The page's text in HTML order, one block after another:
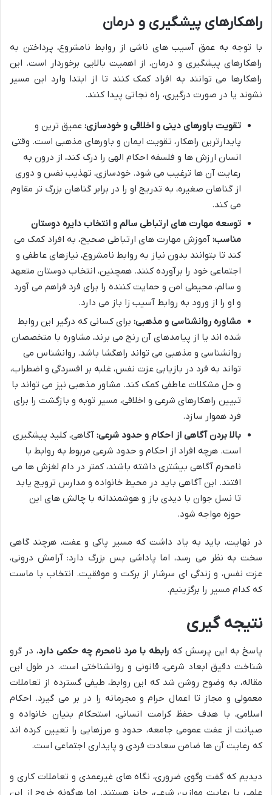
راهکارهای پیشگیری و درمان
با توجه به عمق آسیب های ناشی از روابط نامشروع، پرداختن به
راهکارهای پیشگیری و درمان، از اهمیت بالایی برخوردار است. این
راهکارها می توانند به افراد کمک کنند تا از ابتدا وارد این مسیر
نشوند یا در صورت درگیری، راه نجاتی پیدا کنند.
تقویت باورهای دینی و اخلاقی و خودسازی: عمیق ترین و
پایدارترین راهکار، تقویت ایمان و باورهای مذهبی است. وقتی
انسان ارزش ها و فلسفه احکام الهی را درک کند، از درون به
رعایت آن ها ترغیب می شود. خودسازی، تهذیب نفس و دوری
از گناهان صغیره، به تدریج او را در برابر گناهان بزرگ تر مقاوم
می کند.
توسعه مهارت های ارتباطی سالم و انتخاب دایره دوستان
مناسب: آموزش مهارت های ارتباطی صحیح، به افراد کمک می
کند تا بتوانند بدون نیاز به روابط نامشروع، نیازهای عاطفی و
اجتماعی خود را برآورده کنند. همچنین، انتخاب دوستان متعهد
و سالم، محیطی امن و حمایت کننده را برای فرد فراهم می آورد
و او را از ورود به روابط آسیب زا باز می دارد.
مشاوره روانشناسی و مذهبی: برای کسانی که درگیر این روابط
شده اند یا از پیامدهای آن رنج می برند، مشاوره با متخصصان
روانشناسی و مذهبی می تواند راهگشا باشد. روانشناس می
تواند به فرد در بازیابی عزت نفس، غلبه بر افسردگی و اضطراب،
و حل مشکلات عاطفی کمک کند. مشاور مذهبی نیز می تواند با
تبیین راهکارهای شرعی و اخلاقی، مسیر توبه و بازگشت را برای
فرد هموار سازد.
بالا بردن آگاهی از احکام و حدود شرعی: آگاهی، کلید پیشگیری
است. هرچه افراد از احکام و حدود شرعی مربوط به روابط با
نامحرم آگاهی بیشتری داشته باشند، کمتر در دام لغزش ها می
افتند. این آگاهی باید در محیط خانواده و مدارس ترویج یابد
تا نسل جوان با دیدی باز و هوشمندانه با چالش های این
حوزه مواجه شود.
در نهایت، باید به یاد داشت که مسیر پاکی و عفت، هرچند گاهی
سخت به نظر می رسد، اما پاداشی بس بزرگ دارد: آرامش درونی،
عزت نفس، و زندگی ای سرشار از برکت و موفقیت. انتخاب با ماست
که کدام مسیر را برگزینیم.
نتیجه گیری
پاسخ به این پرسش که رابطه با مرد نامحرم چه حکمی دارد، در گرو
شناخت دقیق ابعاد شرعی، قانونی و روانشناختی است. در طول این
مقاله، به وضوح روشن شد که این روابط، طیفی گسترده از تعاملات
معمولی و مجاز تا اعمال حرام و مجرمانه را در بر می گیرد. احکام
اسلامی، با هدف حفظ کرامت انسانی، استحکام بنیان خانواده و
صیانت از عفت عمومی جامعه، حدود و مرزهایی را تعیین کرده اند
که رعایت آن ها ضامن سعادت فردی و پایداری اجتماعی است.
دیدیم که گفت وگوی ضروری، نگاه های غیرعمدی و تعاملات کاری و